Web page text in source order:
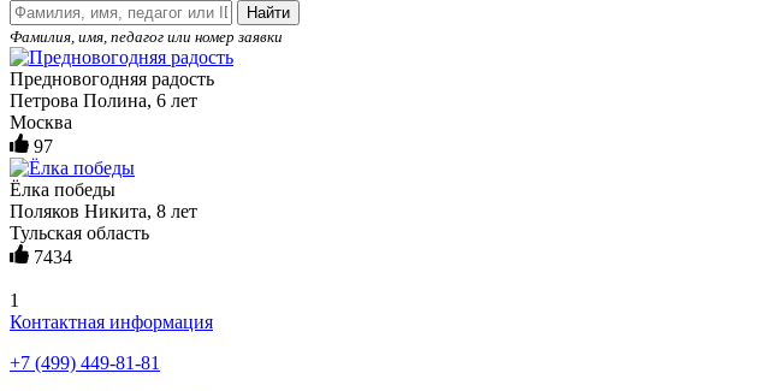
Найти
Фамилия, имя, педагог или номер заявки
Предновогодняя радость
Петрова Полина, 6 лет
Москва
97
Ёлка победы
Поляков Никита, 8 лет
Тульская область
7434
1
Контактная информация
+7 (499) 449-81-81